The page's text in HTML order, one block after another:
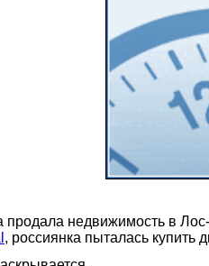
недвижимость в
, россиянка пыталась купить